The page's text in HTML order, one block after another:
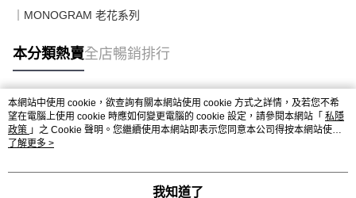
｜MONOGRAM 老花系列
本分類熱賣全店暢銷排行
熱門標籤
熱銷排行
本網站中使用 cookie，欲查詢有關本網站使用 cookie 方式之詳情，及若您不希
望在電腦上使用 cookie 時應如何變更電腦的 cookie 設定，請參閱本網站「 私隱
政策 」之 Cookie 聲明。您繼續使用本網站即表示您同意本公司得按本網站使用
條款之 Cookie 聲明使用 cookie。
了解更多 >
我知道了